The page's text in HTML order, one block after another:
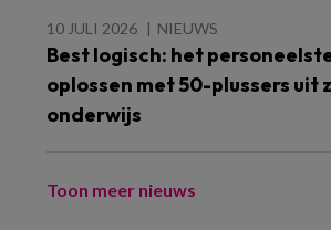
10 JULI 2026 NIEUWS
Best logisch: het
oplossen met 50-plussers uit
onderwijs
Toon meer nieuws